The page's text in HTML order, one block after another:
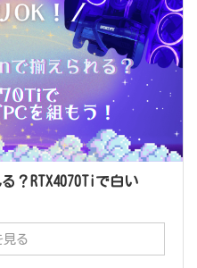
？RTX4070Tiで白い
見る